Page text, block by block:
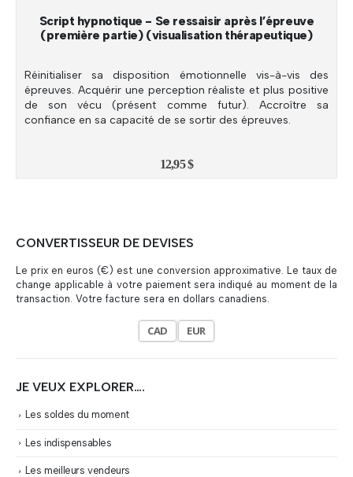
Script hypnotique - Se ressaisir après l’épreuve
(première partie) (visualisation thérapeutique)
Réinitialiser sa disposition émotionnelle vis-à-vis des
épreuves. Acquérir une perception réaliste et plus positive
de son vécu (présent comme futur). Accroître sa
confiance en sa capacité de se sortir des épreuves.
12,95$
CONVERTISSEUR DE DEVISES
Le prix en euros (€) est une conversion approximative. Le taux de
change applicable à votre paiement sera indiqué au moment de la
transaction. Votre facture sera en dollars canadiens.
CAD EUR
JE VEUX EXPLORER….
Les soldes du moment
Les indispensables
Les meilleurs vendeurs